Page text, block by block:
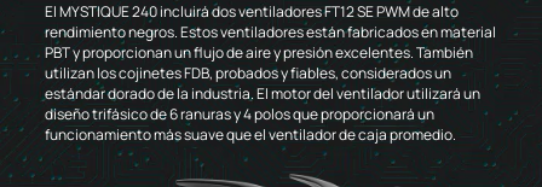
El MYSTIQUE 240 incluirá dos ventiladores FT12 SE PWM de alto
rendimiento negros. Estos ventiladores están fabricados en material
PBT y proporcionan un flujo de aire y presión excelentes. También
utilizan los cojinetes FDB, probados y fiables, considerados un
estándar dorado de la industria. El motor del ventilador utilizará un
diseño trifásico de 6 ranuras y 4 polos que proporcionará un
funcionamiento más suave que el ventilador de caja promedio.